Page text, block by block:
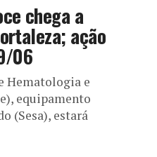
chega a
ação
06
Hematologia e
equipamento
(Sesa), estará